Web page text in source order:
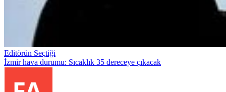
Editörün Seçtiği
İzmir hava durumu: Sıcaklık 35 dereceye çıkacak